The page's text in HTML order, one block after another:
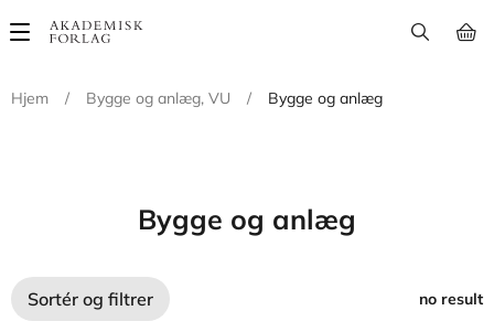
Main
Hjem
/ Bygge og anlæg, VU / Bygge og anlæg
Bygge og anlæg
Sortér og filtrer no result